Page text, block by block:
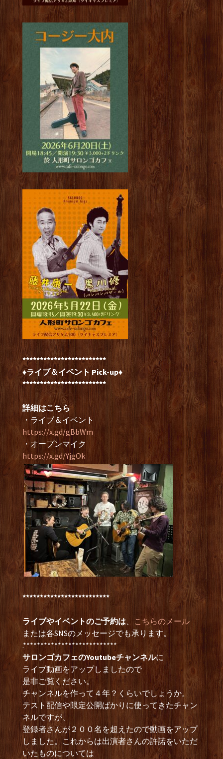
************************
♦ライブ＆イベント Pick-up♦
************************
詳細はこちら
・ライブ＆イベント
https://x.gd/gBbWm
・オープンマイク
https://x.gd/YjgOk
*************************
ライブやイベントのご予約は、 こちらのメール
または各SNSのメッセージでも承ります。
.***************************
サロンゴカフェのYoutubeチャンネルに
ライブ動画をアップしましたので
是非ご覧ください。
チャンネルを作って４年？くらいでしょうか。
テスト配信や限定公開ばかりに使ってきたチャン
ネルですが、
登録者さんが２００名を超えたので動画をアップ
しました。これからは出演者さんの許諾をいただ
いたものについては